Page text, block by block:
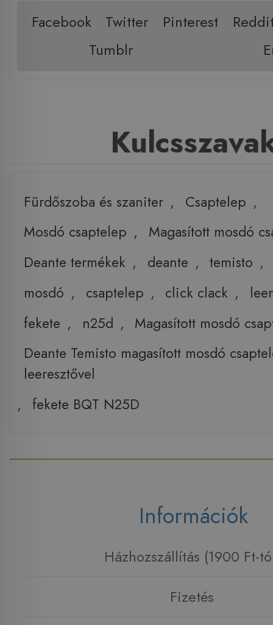
Facebook Twitter Pinterest
Tumblr
Fürdőszoba és szaniter , Csaptelep ,
Mosdó csaptelep ,
Magasított mosdó
Deante termékek , deante , temisto ,
mosdó , csaptelep , click clack ,
fekete , n25d , Magasított mosdó
Deante Temisto magasított mosdó
leeresztővel
,
fekete BQT N25D
Információk
Házhozszállítás (1900 Ft-
Fizetés